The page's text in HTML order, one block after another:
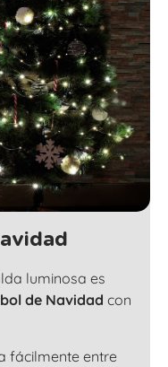
luminosa es
de Navidad con
fácilmente entre